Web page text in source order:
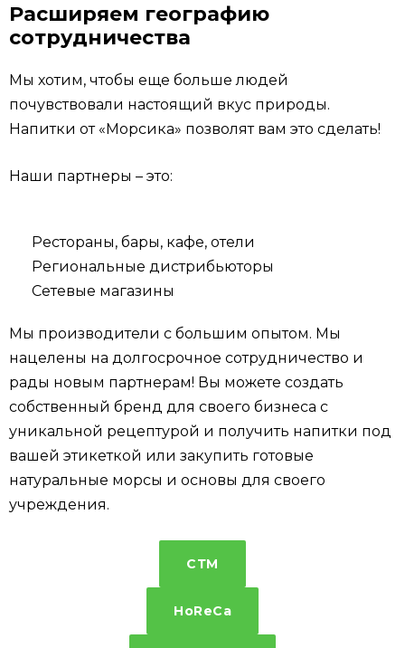
Расширяем географию
сотрудничества
Мы хотим, чтобы еще больше людей
почувствовали настоящий вкус природы.
Напитки от «Морсика» позволят вам это сделать!
Наши партнеры – это:
Рестораны, бары, кафе, отели
Региональные дистрибьюторы
Сетевые магазины
Мы производители с большим опытом. Мы
нацелены на долгосрочное сотрудничество и
рады новым партнерам! Вы можете создать
собственный бренд для своего бизнеса с
уникальной рецептурой и получить напитки под
вашей этикеткой или закупить готовые
натуральные морсы и основы для своего
учреждения.
СТМ
HoReCa